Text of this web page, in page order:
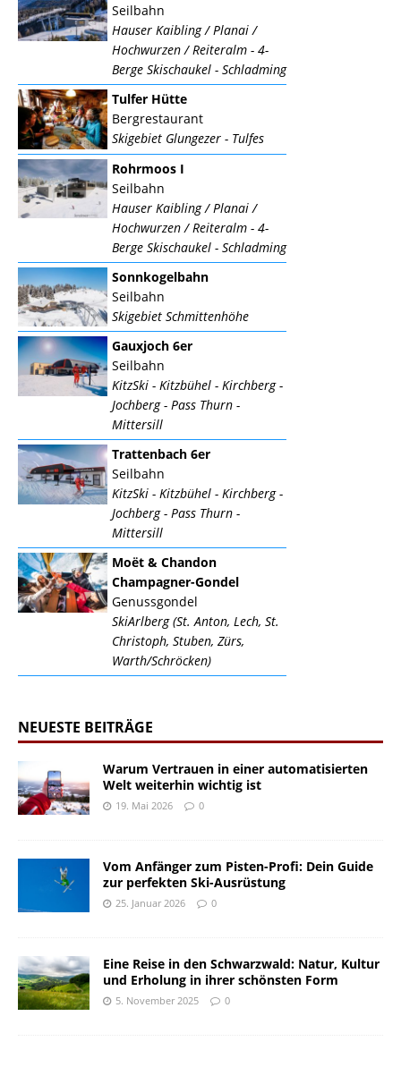
Seilbahn
Hauser Kaibling / Planai /
Hochwurzen / Reiteralm - 4-
Berge Skischaukel - Schladming
Tulfer Hütte
Bergrestaurant
Skigebiet Glungezer - Tulfes
Rohrmoos I
Seilbahn
Hauser Kaibling / Planai /
Hochwurzen / Reiteralm - 4-
Berge Skischaukel - Schladming
Sonnkogelbahn
Seilbahn
Skigebiet Schmittenhöhe
Gauxjoch 6er
Seilbahn
KitzSki - Kitzbühel - Kirchberg -
Jochberg - Pass Thurn -
Mittersill
Trattenbach 6er
Seilbahn
KitzSki - Kitzbühel - Kirchberg -
Jochberg - Pass Thurn -
Mittersill
Moët & Chandon
Champagner-Gondel
Genussgondel
SkiArlberg (St. Anton, Lech, St.
Christoph, Stuben, Zürs,
Warth/Schröcken)
NEUESTE BEITRÄGE
Warum Vertrauen in einer automatisierten
Welt weiterhin wichtig ist
19. Mai 2026 0
Vom Anfänger zum Pisten-Profi: Dein Guide
zur perfekten Ski-Ausrüstung
25. Januar 2026 0
Eine Reise in den Schwarzwald: Natur, Kultur
und Erholung in ihrer schönsten Form
5. November 2025 0